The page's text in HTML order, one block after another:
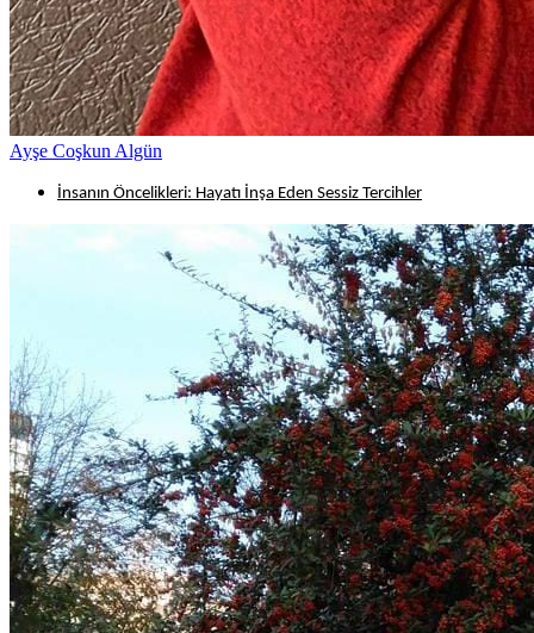
Ayşe Coşkun Algün
İnsanın Öncelikleri: Hayatı İnşa Eden Sessiz Tercihler